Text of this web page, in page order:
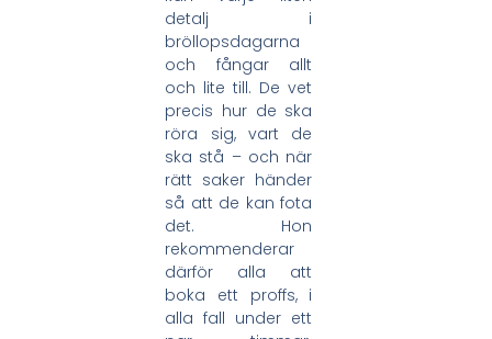
detalj i
bröllopsdagarna
och fångar allt
och lite till. De vet
precis hur de ska
röra sig, vart de
ska stå – och när
rätt saker händer
så att de kan fota
det. Hon
rekommenderar
därför alla att
boka ett proffs, i
alla fall under ett